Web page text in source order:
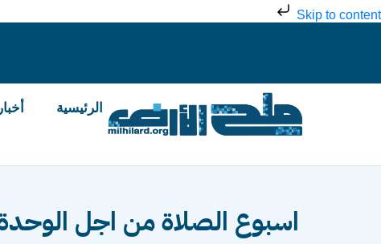
Skip to content
الرئيسية
اسبوع الصلاة من اجل